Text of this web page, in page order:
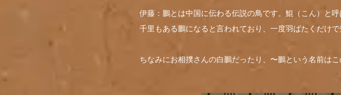
伊藤：鵬とは中国に伝わる伝説の鳥です。鯤（こん）と
千里もある鵬になると言われており、一度羽ばたくだけ
ちなみにお相撲さんの白鵬だったり、〜鵬という名前は